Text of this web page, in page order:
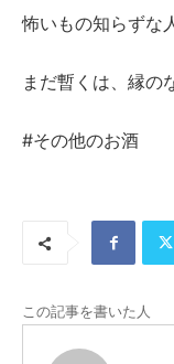
怖いもの知らずな
まだ暫くは、縁
#その他のお酒
この記事を書いた人